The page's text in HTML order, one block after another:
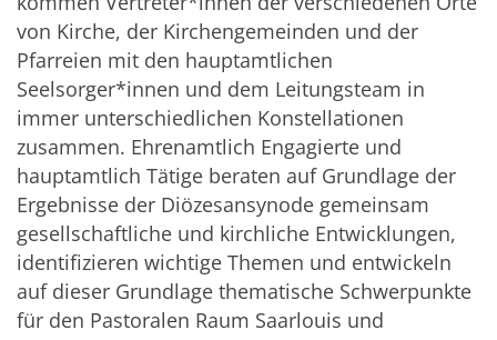
von Kirche, der Kirchengemeinden und der
Pfarreien mit den hauptamtlichen
Seelsorger*innen und dem Leitungsteam in
immer unterschiedlichen Konstellationen
zusammen. Ehrenamtlich Engagierte und
hauptamtlich Tätige beraten auf Grundlage der
Ergebnisse der Diözesansynode gemeinsam
gesellschaftliche und kirchliche Entwicklungen,
identifizieren wichtige Themen und entwickeln
auf dieser Grundlage thematische Schwerpunkte
für den Pastoralen Raum Saarlouis und